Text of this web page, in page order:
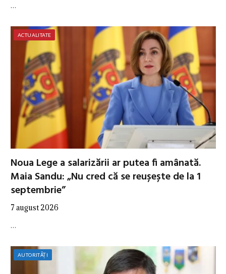
…
ACTUALITATE
Noua Lege a salarizării ar putea fi amânată.
Maia Sandu: „Nu cred că se reușește de la 1
septembrie”
7 august 2026
…
AUTORITĂȚI